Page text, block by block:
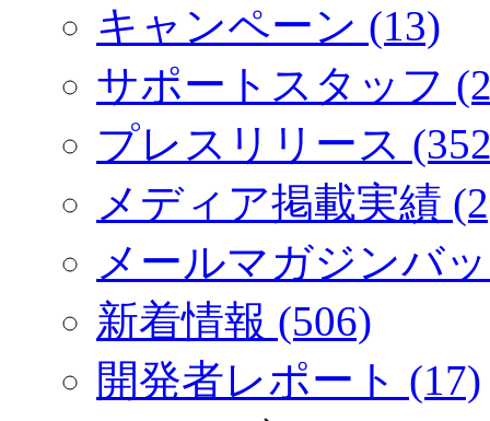
キャンペーン (13)
サポートスタッフ
プレスリリース
メディア掲載実績
メールマガジンバ
新着情報 (506)
開発者レポート (17)